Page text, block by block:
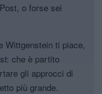
o forse sei
Wittgenstein ti piace,
che è partito
gli approcci di
più grande.